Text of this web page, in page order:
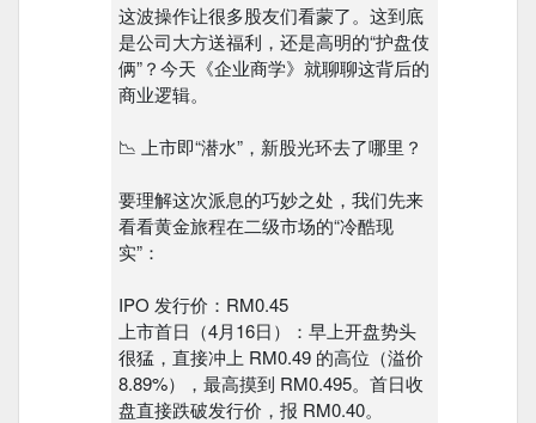
这波操作让很多股友们看蒙了。这到底
是公司大方送福利，还是高明的“护盘伎
俩”？今天《企业商学》就聊聊这背后的
商业逻辑。
📉 上市即“潜水”，新股光环去了哪里？
要理解这次派息的巧妙之处，我们先来
看看黄金旅程在二级市场的“冷酷现
实”：
IPO 发行价：RM0.45
上市首日（4月16日）：早上开盘势头
很猛，直接冲上 RM0.49 的高位（溢价
8.89%），最高摸到 RM0.495。首日收
盘直接跌破发行价，报 RM0.40。